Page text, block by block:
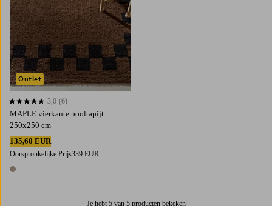
MAPLE vierkante pooltapijt
250x250 cm
135,60 EUR
Oorspronkelijke Prijs339 EUR
1 kleur
3,0 op basis van 6 beoordelingen
3,0 (6)
Outlet
Je hebt 5 van 5 producten bekeken